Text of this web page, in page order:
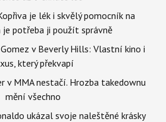
je lék i skvělý pomocník na
je potřeba ji použít správně
v Beverly Hills: Vlastní kino i
který překvapí
v MMA nestačí. Hrozba takedownu
mění všechno
ukázal svoje naleštěné krásky